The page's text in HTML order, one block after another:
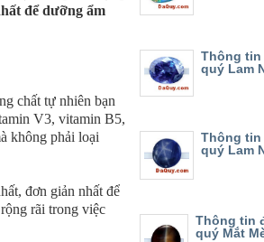
để dưỡng ẩm
chất tự nhiên bạn
V3, vitamin B5,
không phải loại
đơn giản nhất để
rãi trong việc
Thông tin
quý Lam
Thông tin
quý Lam
Thông tin
quý Mắt